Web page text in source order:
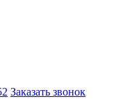
Заказать звонок